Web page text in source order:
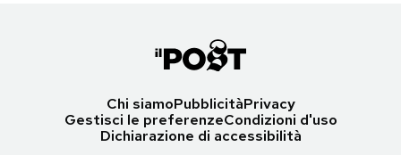
Chi siamoPubblicitàPrivacy
Gestisci le preferenzeCondizioni d'uso
Dichiarazione di accessibilità